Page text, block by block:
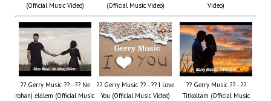
(Official Music Video)
(Official Music Video)
Video)
?? Gerry Music ?? - ?? Ne
rohanj előlem (Official Music
?? Gerry Music ?? - ?? I Love
You (Official Music Video)
?? Gerry Music ?? - ??
Titkoltam (Official Music